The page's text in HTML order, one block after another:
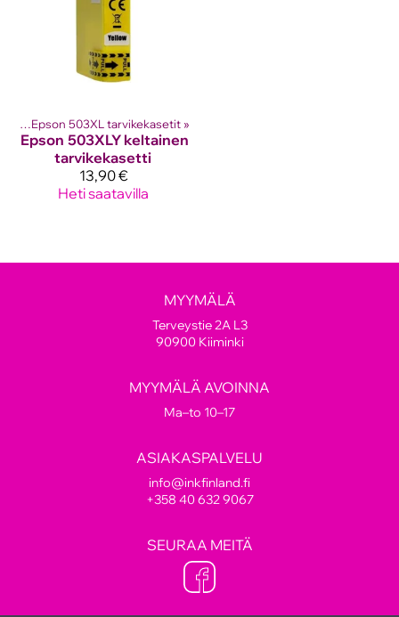
‪» Epson 503XL tarvikekasetit ‪»
Epson 503XLY keltainen
tarvikekasetti
13,90 €
Heti saatavilla
MYYMÄLÄ
Terveystie 2A L3
90900 Kiiminki
MYYMÄLÄ AVOINNA
Ma–to 10–17
ASIAKASPALVELU
info@inkfinland.fi
+358 40 632 9067
SEURAA MEITÄ